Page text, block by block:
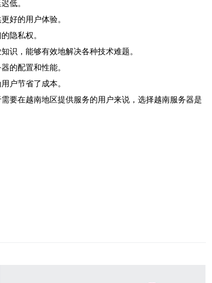
低。
好的用户体验。
隐私权。
识，能够有效地解决各种技术难题。
的配置和性能。
户节省了成本。
要在越南地区提供服务的用户来说，选择越南服务器是